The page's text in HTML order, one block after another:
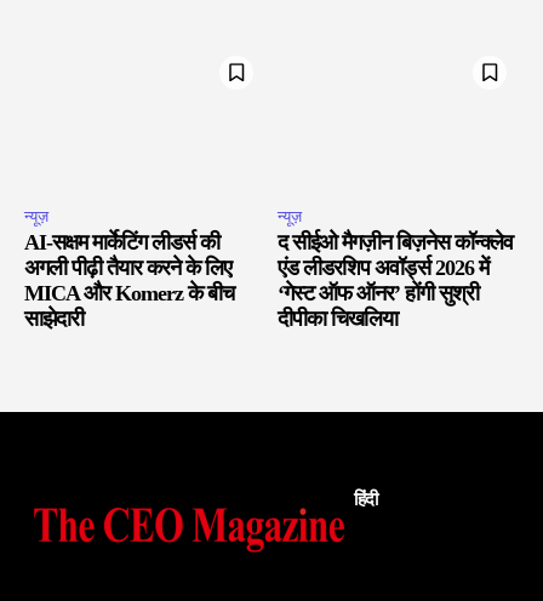
न्यूज़
AI-सक्षम मार्केटिंग लीडर्स की
अगली पीढ़ी तैयार करने के लिए
MICA और Komerz के बीच
साझेदारी
न्यूज़
द सीईओ मैगज़ीन बिज़नेस कॉन्क्लेव
एंड लीडरशिप अवॉर्ड्स 2026 में
‘गेस्ट ऑफ ऑनर’ होंगी सुश्री
दीपीका चिखलिया
हिंदी